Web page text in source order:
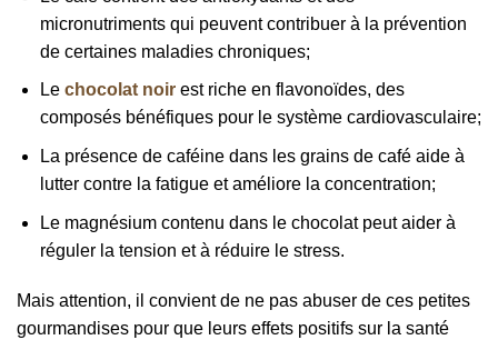
micronutriments qui peuvent contribuer à la prévention
de certaines maladies chroniques;
Le chocolat noirest riche en flavonoïdes, des
composés bénéfiques pour le système cardiovasculaire;
La présence de caféine dans les grains de café aide à
lutter contre la fatigue et améliore la concentration;
Le magnésium contenu dans le chocolat peut aider à
réguler la tension et à réduire le stress.
Mais attention, il convient de ne pas abuser de ces petites
gourmandises pour que leurs effets positifs sur la santé